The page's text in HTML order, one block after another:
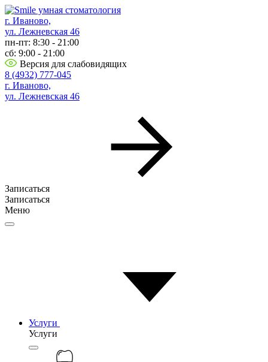
г. Иваново,
ул. Лежневская 46
пн-пт: 8:30 - 21:00
сб: 9:00 - 21:00
Версия для слабовидящих
8 (4932) 777-045
г. Иваново,
ул. Лежневская 46
Записаться
Записаться
Меню
Услуги
Услуги